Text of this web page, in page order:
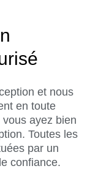
et nous
en toute
vous ayez bien
Toutes les
par un
confiance.